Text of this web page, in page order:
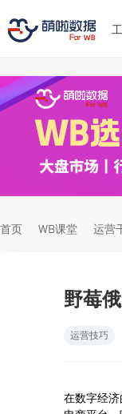
45
首页 WB课堂 运营
野莓
运营技巧